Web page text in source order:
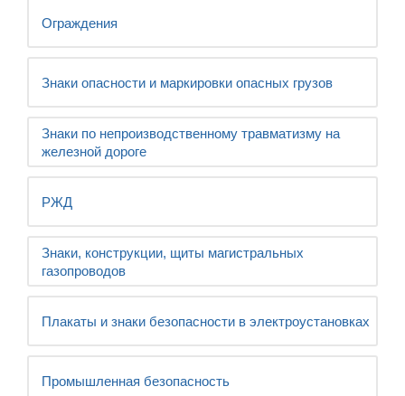
Ограждения
Знаки опасности и маркировки опасных грузов
Знаки по непроизводственному травматизму на
железной дороге
РЖД
Знаки, конструкции, щиты магистральных
газопроводов
Плакаты и знаки безопасности в электроустановках
Промышленная безопасность